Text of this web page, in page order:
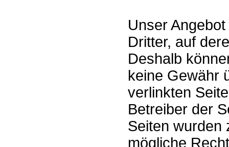
Unser
Dritter, auf
Deshalb
keine Gewähr
verlinkten
Betreiber der
Seiten wurden
mögliche